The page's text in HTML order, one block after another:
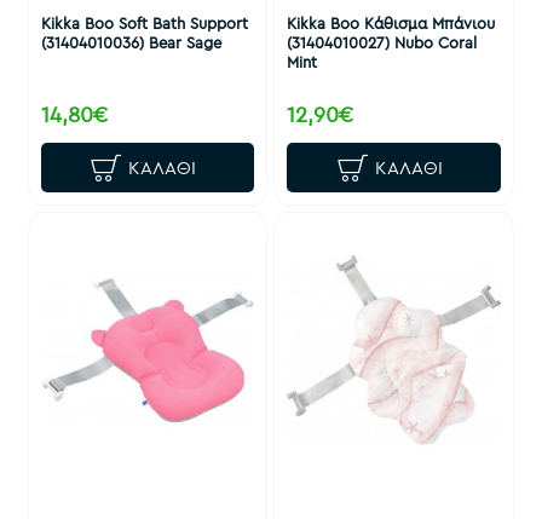
Kikka Boo Soft Bath Support
(31404010036) Bear Sage
14,80€
ΚΑΛΆΘΙ
Kikka Boo Κάθισμα Μπάνιου
(31404010027) Nubo Coral
Mint
12,90€
ΚΑΛΆΘΙ